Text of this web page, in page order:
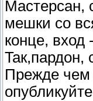
Мастерсан,
мешки со
конце, вход
Прежде чем